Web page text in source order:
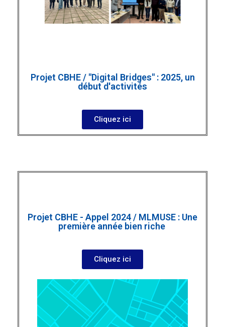
Projet CBHE / "Digital Bridges" : 2025, un
début d'activités
Cliquez ici
Projet CBHE - Appel 2024 / MLMUSE : Une
première année bien riche ​
Cliquez ici